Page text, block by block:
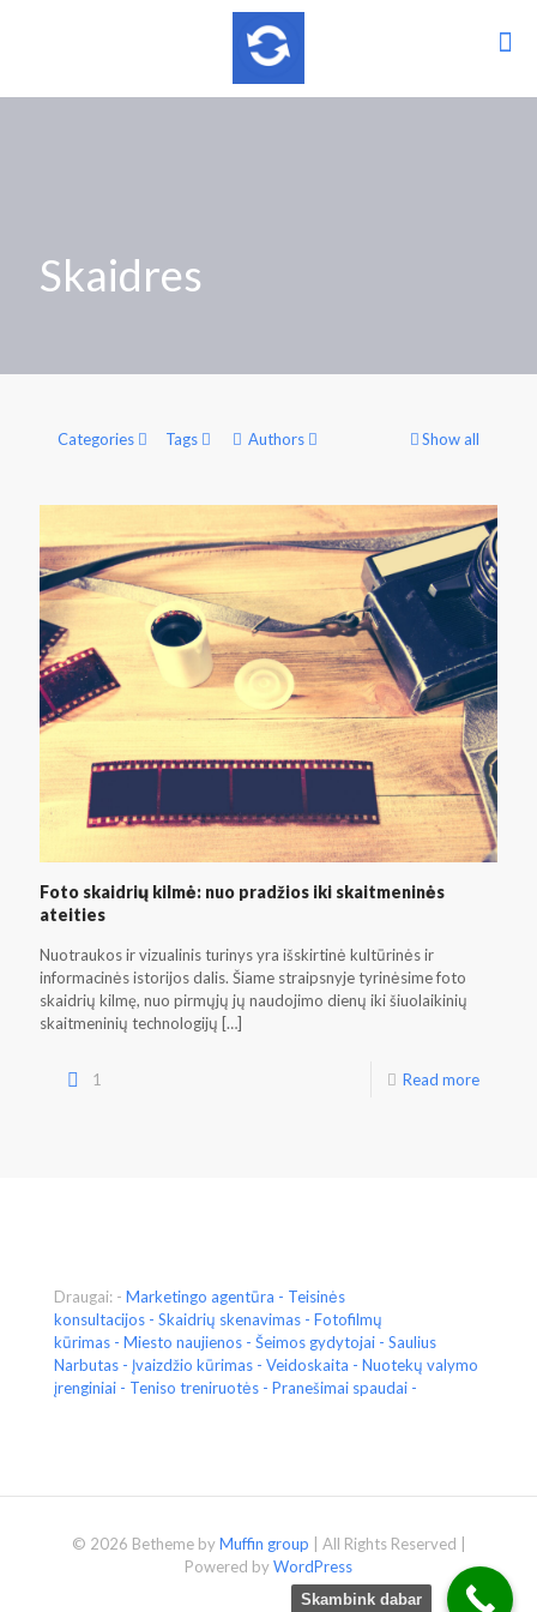
Skaidres
Categories Tags Authors Show all
Foto skaidrių kilmė: nuo pradžios iki skaitmeninės
ateities
Nuotraukos ir vizualinis turinys yra išskirtinė kultūrinės ir
informacinės istorijos dalis. Šiame straipsnyje tyrinėsime foto
skaidrių kilmę, nuo pirmųjų jų naudojimo dienų iki šiuolaikinių
skaitmeninių technologijų […]
1 Read more
Draugai: - Marketingo agentūra - Teisinės
konsultacijos - Skaidrių skenavimas - Fotofilmų
kūrimas - Miesto naujienos - Šeimos gydytojai - Saulius
Narbutas - Įvaizdžio kūrimas - Veidoskaita - Nuotekų valymo
įrenginiai - Teniso treniruotės - Pranešimai spaudai -
© 2026 Betheme byMuffin group | All Rights Reserved |
Powered byWordPress
Skambink dabar